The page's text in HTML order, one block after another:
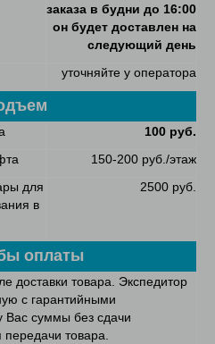
заказа в будни до 16:00
он будет доставлен на
следующий день
уточняйте у оператора
100 руб.
150-200 руб./этаж
для
в
2500 руб.
оплаты
доставки товара. Экспедитор
с гарантийными
Вас суммы без сдачи
товара.